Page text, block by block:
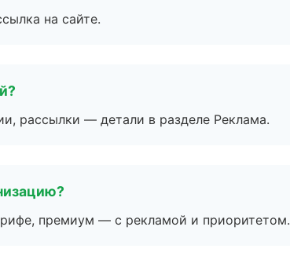
на сайте.
рассылки — детали в разделе Реклама.
премиум — с рекламой и приоритетом.